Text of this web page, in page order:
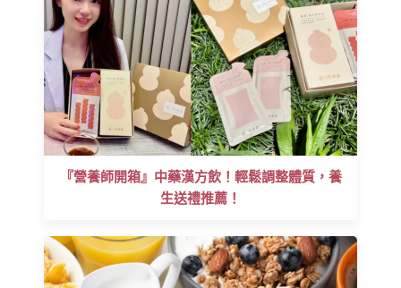
『營養師開箱』中藥漢方飲！輕鬆調整體質，養
生送禮推薦！